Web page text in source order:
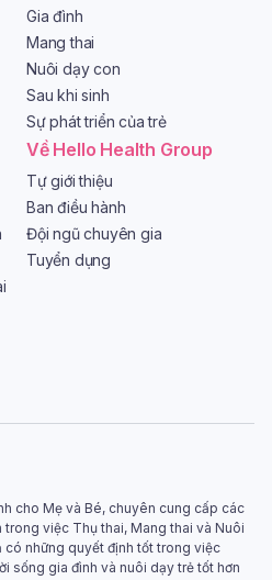
Gia đình
Mang thai
Nuôi dạy con
Sau khi sinh
Sự phát triển của trẻ
Về Hello Health Group
Tự giới thiệu
Ban điều hành
Đội ngũ chuyên gia
Tuyển dụng
cho Mẹ và Bé, chuyên cung cấp các
việc Thụ thai, Mang thai và Nuôi
những quyết định tốt trong việc
sống gia đình và nuôi dạy trẻ tốt hơn